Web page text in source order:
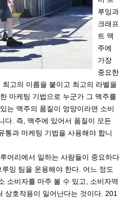
루잉과
크래프
트 맥
주에
가장
중요한
고의 이름을 붙이고 최고의 라벨을
마케팅 기법으로 누군가 그 맥주를
는 맥주의 품질이 엉망이라면 소비
다. 즉, 맥주에 있어서 품질이 모든
통과 마케팅 기법을 사용해야 합니
어리에서 일하는 사람들이 중요하다
잉 팀을 운용해야 한다. 어느 정도
소비자를 마주 볼 수 있고, 소비자역
상호작용이 일어난다는 것이다. 201